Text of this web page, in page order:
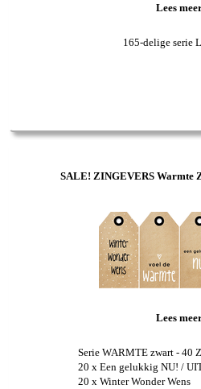
Lees
165-delige serie
SALE! ZINGEVERS Warmte
Lees
Serie WARMTE zwart - 40
20 x Een gelukkig NU! /
20 x Winter Wonder Wens